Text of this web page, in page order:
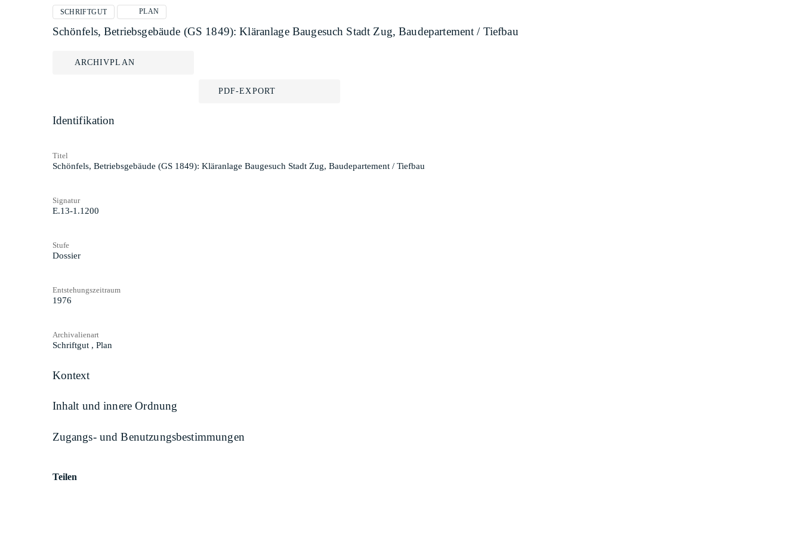
SCHRIFTGUT PLAN
Schönfels, Betriebsgebäude (GS 1849): Kläranlage Baugesuch Stadt Zug, Baudepartement / Tiefbau
ARCHIVPLAN
PDF-EXPORT
Identifikation
Titel
Schönfels, Betriebsgebäude (GS 1849): Kläranlage Baugesuch Stadt Zug, Baudepartement / Tiefbau
Signatur
E.13-1.1200
Stufe
Dossier
Entstehungszeitraum
1976
Archivalienart
Schriftgut , Plan
Kontext
Inhalt und innere Ordnung
Zugangs- und Benutzungsbestimmungen
Teilen